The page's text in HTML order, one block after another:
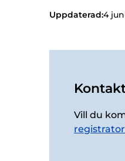
Uppdaterad:4
Vill du